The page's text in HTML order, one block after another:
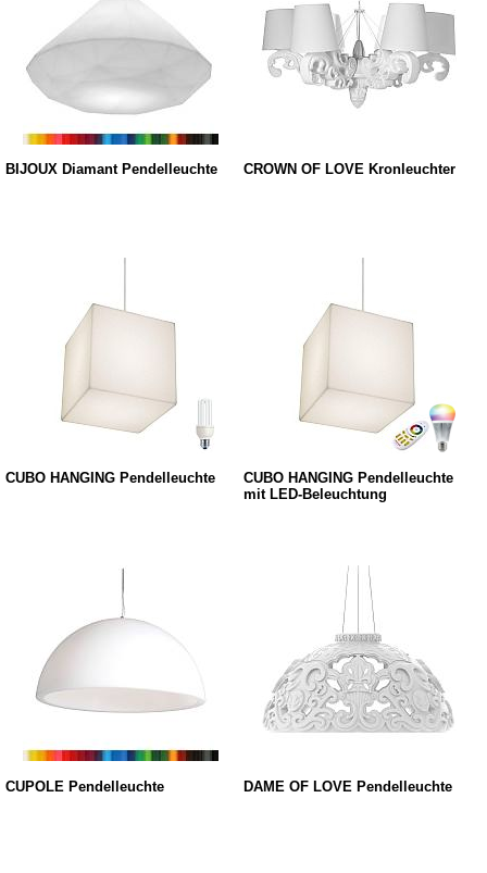
BIJOUX Diamant Pendelleuchte CROWN OF LOVE Kronleuchter
CUBO HANGING Pendelleuchte
CUBO HANGING Pendelleuchte
mit LED-Beleuchtung
CUPOLE Pendelleuchte DAME OF LOVE Pendelleuchte